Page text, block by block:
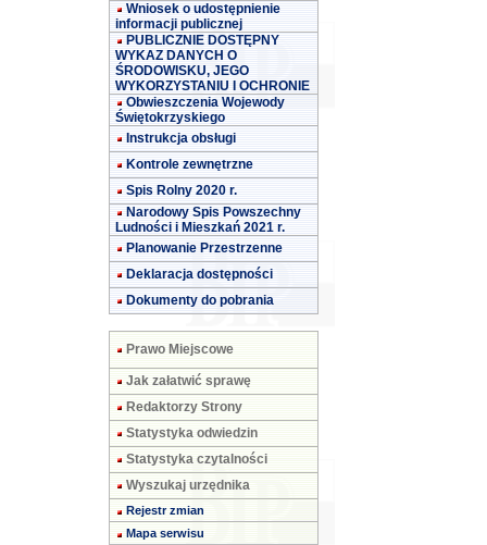
Wniosek o udostępnienie
informacji publicznej
PUBLICZNIE DOSTĘPNY
WYKAZ DANYCH O
ŚRODOWISKU, JEGO
WYKORZYSTANIU I OCHRONIE
Obwieszczenia Wojewody
Świętokrzyskiego
Instrukcja obsługi
Kontrole zewnętrzne
Spis Rolny 2020 r.
Narodowy Spis Powszechny
Ludności i Mieszkań 2021 r.
Planowanie Przestrzenne
Deklaracja dostępności
Dokumenty do pobrania
Prawo Miejscowe
Jak załatwić sprawę
Redaktorzy Strony
Statystyka odwiedzin
Statystyka czytalności
Wyszukaj urzędnika
Rejestr zmian
Mapa serwisu